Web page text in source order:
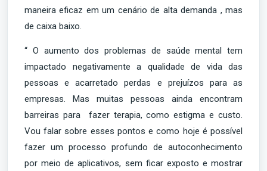
maneira eficaz em um cenário de alta demanda , mas
de caixa baixo.
“ O aumento dos problemas de saúde mental tem
impactado negativamente a qualidade de vida das
pessoas e acarretado perdas e prejuízos para as
empresas. Mas muitas pessoas ainda encontram
barreiras para fazer terapia, como estigma e custo.
Vou falar sobre esses pontos e como hoje é possível
fazer um processo profundo de autoconhecimento
por meio de aplicativos, sem ficar exposto e mostrar